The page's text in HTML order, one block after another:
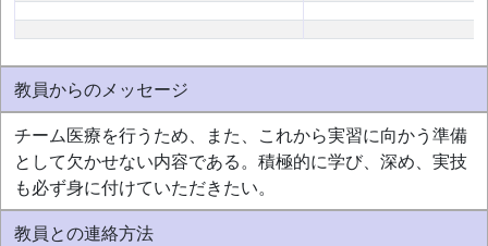
教員からのメッセージ
チーム医療を行うため、また、これから実習に向かう準備
として欠かせない内容である。積極的に学び、深め、実技
も必ず身に付けていただきたい。
教員との連絡方法